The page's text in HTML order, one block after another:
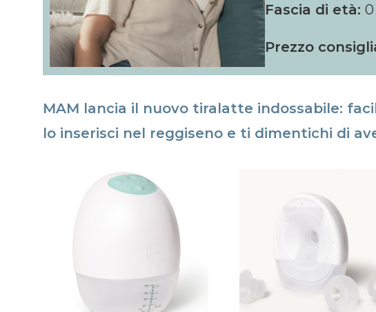
Fascia di età: 0
Prezzo
MAM lancia il nuovo tiralatte indossabile:
lo inserisci nel reggiseno e ti dimentichi di